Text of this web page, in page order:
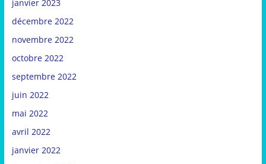
janvier 2023
décembre 2022
novembre 2022
octobre 2022
septembre 2022
juin 2022
mai 2022
avril 2022
janvier 2022